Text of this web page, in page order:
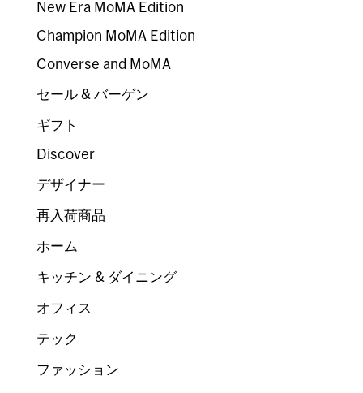
New Era MoMA Edition
Champion MoMA Edition
Converse and MoMA
セール & バーゲン
ギフト
Discover
デザイナー
再入荷商品
ホーム
キッチン & ダイニング
オフィス
テック
ファッション